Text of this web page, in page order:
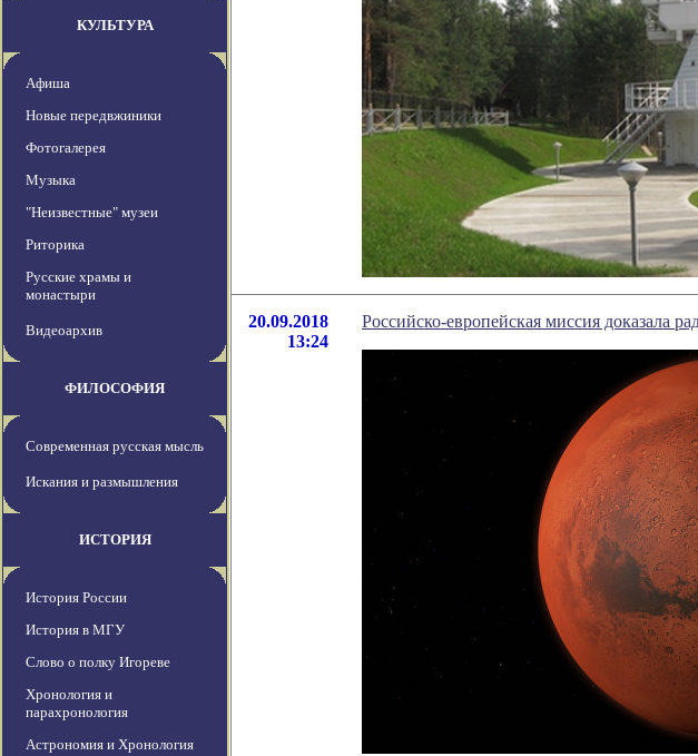
КУЛЬТУРА
Афиша
Новые передвжиники
Фотогалерея
Музыка
"Неизвестные" музеи
Риторика
Русские храмы и
монастыри
Видеоархив
ФИЛОСОФИЯ
Современная русская мысль
Искания и размышления
ИСТОРИЯ
История России
История в МГУ
Слово о полку Игореве
Хронология и
парахронология
Астрономия и Хронология
20.09.2018
13:24
Российско-европейская миссия доказала